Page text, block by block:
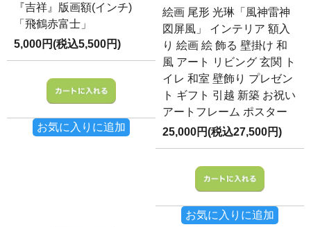
『吉祥』版画額(インチ)
「飛鶴赤富士」
5,000円(税込5,500円)
お気に入りに追加
絵画 尾形 光琳「風神雷神
図屏風」 インテリア 額入
り 絵画 絵 飾る 壁掛け 和
風 アート リビング 玄関 ト
イレ 和室 壁飾り プレゼン
ト ギフト 引越 新築 お祝い
アートフレーム ポスター
25,000円(税込27,500円)
お気に入りに追加